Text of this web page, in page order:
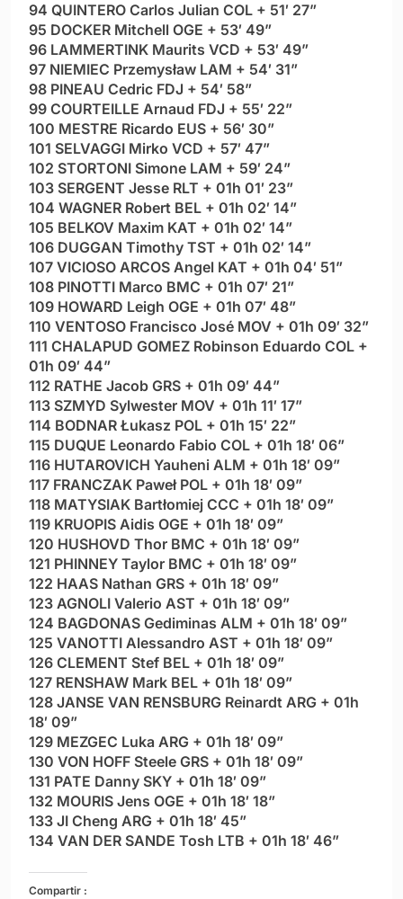
94 QUINTERO Carlos Julian COL + 51′ 27”
95 DOCKER Mitchell OGE + 53′ 49”
96 LAMMERTINK Maurits VCD + 53′ 49”
97 NIEMIEC Przemysław LAM + 54′ 31”
98 PINEAU Cedric FDJ + 54′ 58”
99 COURTEILLE Arnaud FDJ + 55′ 22”
100 MESTRE Ricardo EUS + 56′ 30”
101 SELVAGGI Mirko VCD + 57′ 47”
102 STORTONI Simone LAM + 59′ 24”
103 SERGENT Jesse RLT + 01h 01′ 23”
104 WAGNER Robert BEL + 01h 02′ 14”
105 BELKOV Maxim KAT + 01h 02′ 14”
106 DUGGAN Timothy TST + 01h 02′ 14”
107 VICIOSO ARCOS Angel KAT + 01h 04′ 51”
108 PINOTTI Marco BMC + 01h 07′ 21”
109 HOWARD Leigh OGE + 01h 07′ 48”
110 VENTOSO Francisco José MOV + 01h 09′ 32”
111 CHALAPUD GOMEZ Robinson Eduardo COL +
01h 09′ 44”
112 RATHE Jacob GRS + 01h 09′ 44”
113 SZMYD Sylwester MOV + 01h 11′ 17”
114 BODNAR Łukasz POL + 01h 15′ 22”
115 DUQUE Leonardo Fabio COL + 01h 18′ 06”
116 HUTAROVICH Yauheni ALM + 01h 18′ 09”
117 FRANCZAK Paweł POL + 01h 18′ 09”
118 MATYSIAK Bartłomiej CCC + 01h 18′ 09”
119 KRUOPIS Aidis OGE + 01h 18′ 09”
120 HUSHOVD Thor BMC + 01h 18′ 09”
121 PHINNEY Taylor BMC + 01h 18′ 09”
122 HAAS Nathan GRS + 01h 18′ 09”
123 AGNOLI Valerio AST + 01h 18′ 09”
124 BAGDONAS Gediminas ALM + 01h 18′ 09”
125 VANOTTI Alessandro AST + 01h 18′ 09”
126 CLEMENT Stef BEL + 01h 18′ 09”
127 RENSHAW Mark BEL + 01h 18′ 09”
128 JANSE VAN RENSBURG Reinardt ARG + 01h
18′ 09”
129 MEZGEC Luka ARG + 01h 18′ 09”
130 VON HOFF Steele GRS + 01h 18′ 09”
131 PATE Danny SKY + 01h 18′ 09”
132 MOURIS Jens OGE + 01h 18′ 18”
133 JI Cheng ARG + 01h 18′ 45”
134 VAN DER SANDE Tosh LTB + 01h 18′ 46”
Compartir :